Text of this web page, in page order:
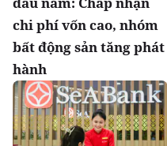
chi phí vốn cao, nhóm
bất động sản tăng phát
hành